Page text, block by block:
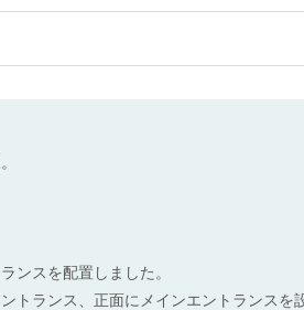
ンスを配置しました。
トランス、正面にメインエントランスを